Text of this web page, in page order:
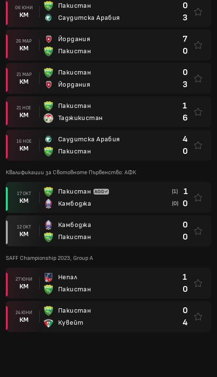
06 ЮНИ
КМ
Пакистан
Саудитска Арабия
0
3
26 МАР
КМ
Йордания
Пакистан
7
0
21 МАР
КМ
Пакистан
Йордания
0
3
21 НОЕ
КМ
Пакистан
Таджикистан
1
6
16 НОЕ
КМ
Саудитска Арабия
Пакистан
4
0
Квалификации за Свотовноте Първенство: АФК
17 ОКТ
КМ
Пакистан
Камбоджа
(1) 1
(0) 0
12 ОКТ
КМ
Камбоджа
Пакистан
0
0
SAFF Championship 2023, Group A
27 ЮНИ
КМ
Непал
Пакистан
1
0
24 ЮНИ
КМ
Пакистан
Кувейт
0
4